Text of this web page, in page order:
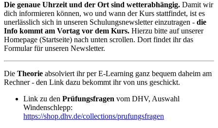
Die genaue Uhrzeit und der Ort sind wetterabhängig. Damit wir
dich informieren können, wo und wann der Kurs stattfindet, ist es
unerlässlich sich in unseren Schulungsnewsletter einzutragen - die
Info kommt am Vortag vor dem Kurs. Hierzu bitte auf unserer
Homepage (Startseite) nach unten scrollen. Dort findet ihr das
Formular für unseren Newsletter.
Die Theorie absolviert ihr per E-Learning ganz bequem daheim am
Rechner - den Link dazu bekommt ihr von uns geschickt.
Link zu den Prüfungsfragen vom DHV, Auswahl
Windenschlepp:
https://shop.dhv.de/collections/prufungsfragen